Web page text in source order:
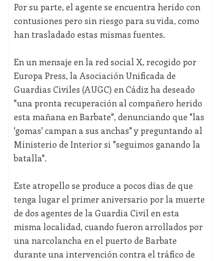
Por su parte, el agente se encuentra herido con
contusiones pero sin riesgo para su vida, como
han trasladado estas mismas fuentes.
En un mensaje en la red social X, recogido por
Europa Press, la Asociación Unificada de
Guardias Civiles (AUGC) en Cádiz ha deseado
"una pronta recuperación al compañero herido
esta mañana en Barbate", denunciando que "las
'gomas' campan a sus anchas" y preguntando al
Ministerio de Interior si "seguimos ganando la
batalla".
Este atropello se produce a pocos días de que
tenga lugar el primer aniversario por la muerte
de dos agentes de la Guardia Civil en esta
misma localidad, cuando fueron arrollados por
una narcolancha en el puerto de Barbate
durante una intervención contra el tráfico de